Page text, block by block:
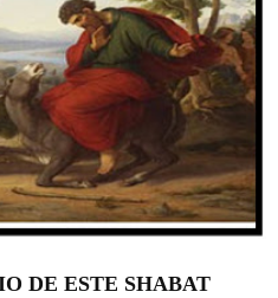
DE ESTE SHABAT